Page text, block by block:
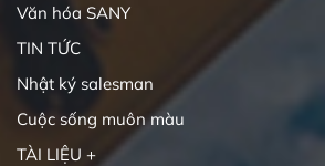
Văn hóa SANY
TIN TỨC
Nhật ký salesman
Cuộc sống muôn màu
TÀI LIỆU +